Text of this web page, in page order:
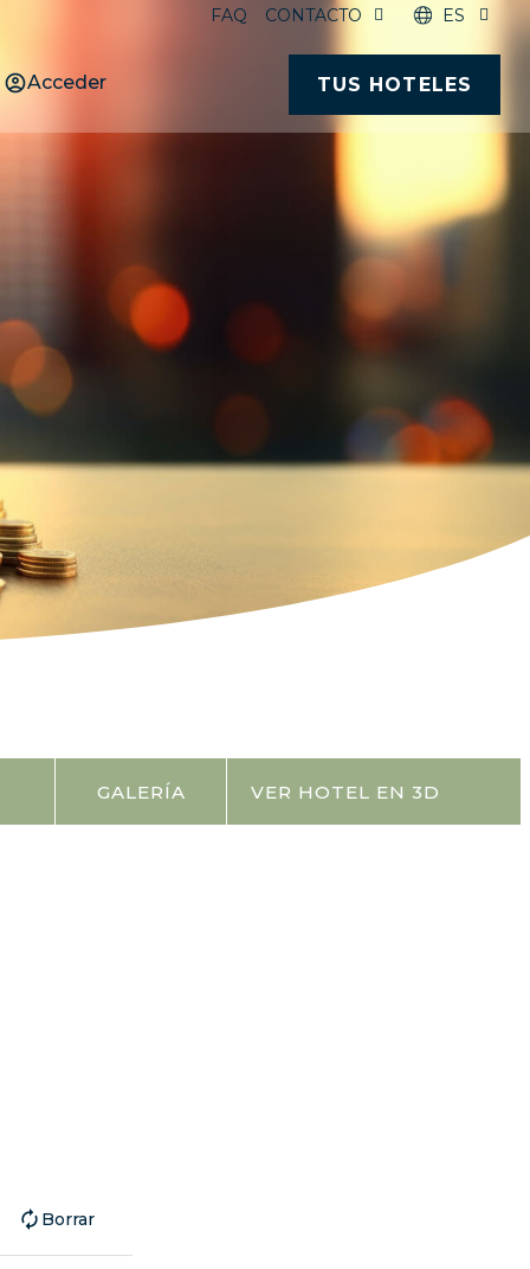
FAQ CONTACTO ES
Acceder TUS HOTELES
GALERÍA VER HOTEL EN 3D
Borrar